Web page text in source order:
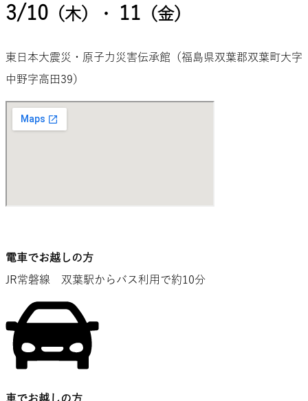
3/10 （木）・ 11 （金）
東日本大震災・原子力災害伝承館（福島県双葉郡双葉町大字
中野字高田39）
電車でお越しの方
JR常磐線 双葉駅からバス利用で約10分
車でお越しの方